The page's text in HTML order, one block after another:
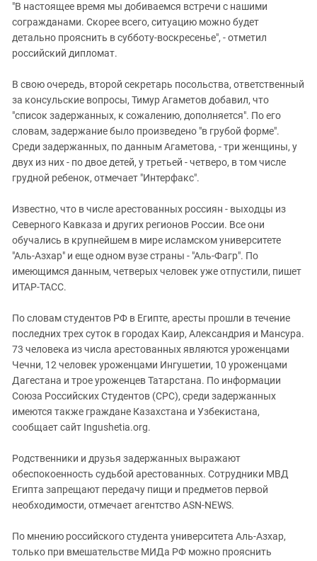
ЮФО
"В настоящее время мы добиваемся встречи с нашими
согражданами. Скорее всего, ситуацию можно будет
детально прояснить в субботу-воскресенье", - отметил
российский дипломат.
В свою очередь, второй секретарь посольства, ответственный
за консульские вопросы, Тимур Агаметов добавил, что
"список задержанных, к сожалению, дополняется". По его
словам, задержание было произведено "в грубой форме".
Среди задержанных, по данным Агаметова, - три женщины, у
двух из них - по двое детей, у третьей - четверо, в том числе
грудной ребенок, отмечает "Интерфакс".
Известно, что в числе арестованных россиян - выходцы из
Северного Кавказа и других регионов России. Все они
обучались в крупнейшем в мире исламском университете
"Аль-Азхар" и еще одном вузе страны - "Аль-Фагр". По
имеющимся данным, четверых человек уже отпустили, пишет
ИТАР-ТАСС.
По словам студентов РФ в Египте, аресты прошли в течение
последних трех суток в городах Каир, Александрия и Мансура.
73 человека из числа арестованных являются уроженцами
Чечни, 12 человек уроженцами Ингушетии, 10 уроженцами
Дагестана и трое уроженцев Татарстана. По информации
Союза Российских Студентов (СРС), среди задержанных
имеются также граждане Казахстана и Узбекистана,
сообщает сайт Ingushetia.org.
Родственники и друзья задержанных выражают
обеспокоенность судьбой арестованных. Сотрудники МВД
Египта запрещают передачу пищи и предметов первой
необходимости, отмечает агентство ASN-NEWS.
По мнению российского студента университета Аль-Азхар,
только при вмешательстве МИДа РФ можно прояснить